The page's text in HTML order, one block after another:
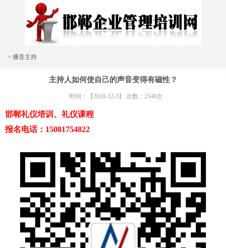
> 播音主持
主持人如何使自己的声音变得有磁性？
时间：【2018-12-3】 次数：2548次
邯郸礼仪培训、礼仪课程
报名电话：15081754822